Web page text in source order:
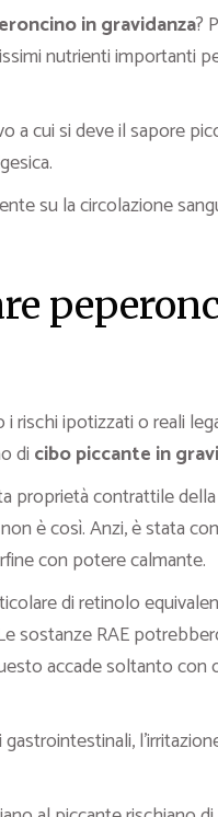
in gravidanza?
nutrienti importanti
a cui si deve il sapore
su la circolazione
ipotizzati o reali
di cibo piccante in
proprietà contrattile
è così. Anzi, è stata
con potere calmante.
di retinolo
sostanze RAE
accade soltanto